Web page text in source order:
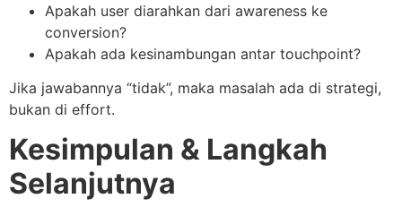
Apakah user diarahkan dari awareness ke
conversion?
Apakah ada kesinambungan antar touchpoint?
Jika jawabannya “tidak”, maka masalah ada di strategi,
bukan di effort.
Kesimpulan & Langkah
Selanjutnya